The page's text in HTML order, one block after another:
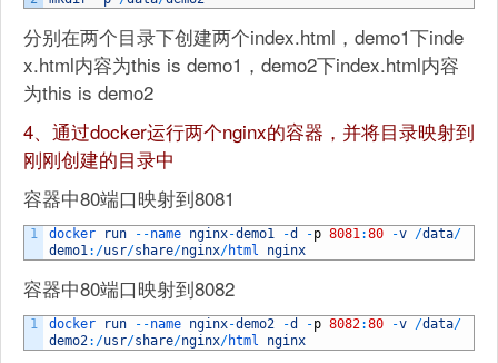
分别在两个目录下创建两个index.html，demo1下inde
x.html内容为this is demo1，demo2下index.html内容
为this is demo2
4、通过docker运行两个nginx的容器，并将目录映射到
刚刚创建的目录中
容器中80端口映射到8081
1 docker run --name nginx-demo1 -d -p 8081:80 -v /data/
demo1: /usr/share/nginx/html nginx
容器中80端口映射到8082
1 docker run --name nginx-demo2 -d -p 8082:80 -v /data/
demo2: /usr/share/nginx/html nginx